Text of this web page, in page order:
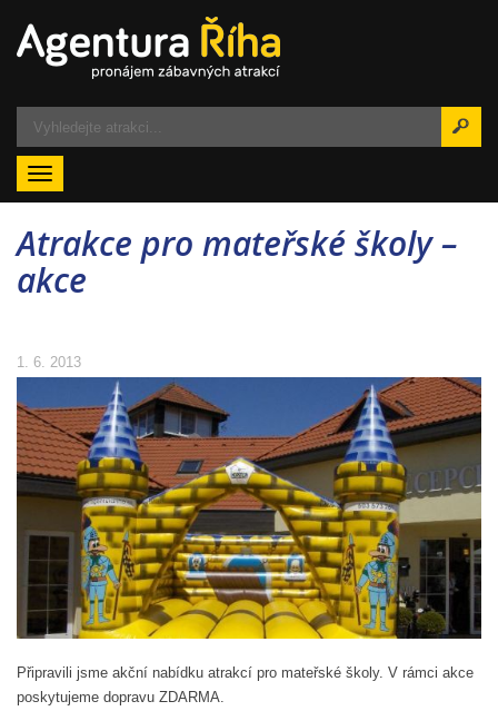
Menu
Atrakce pro mateřské školy –
akce
1. 6. 2013
Připravili jsme akční nabídku atrakcí pro mateřské školy. V rámci akce
poskytujeme dopravu ZDARMA.